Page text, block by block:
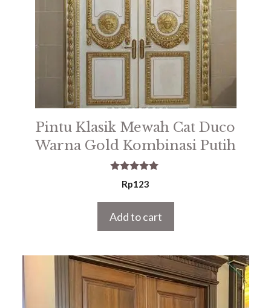
Pintu Klasik Mewah Cat Duco
Warna Gold Kombinasi Putih
5.00
out of 5
Rp123
Add to cart